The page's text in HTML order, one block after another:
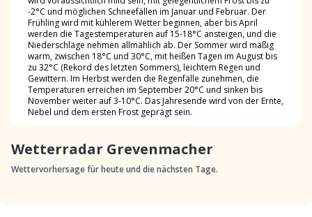
Wetterradar Grevenmacher
Wettervorhersage für heute und die nächsten Tage.
-2°C und möglichen Schneefällen im Januar und Februar. Der
Frühling wird mit kühlerem Wetter beginnen, aber bis April
werden die Tagestemperaturen auf 15-18°C ansteigen, und die
Niederschläge nehmen allmählich ab. Der Sommer wird mäßig
warm, zwischen 18°C und 30°C, mit heißen Tagen im August bis
zu 32°C (Rekord des letzten Sommers), leichtem Regen und
Gewittern. Im Herbst werden die Regenfälle zunehmen, die
Temperaturen erreichen im September 20°C und sinken bis
November weiter auf 3-10°C. Das Jahresende wird von der Ernte,
Nebel und dem ersten Frost geprägt sein.